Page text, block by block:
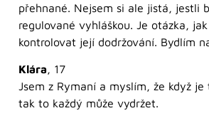
přehnané. Nejsem si ale jistá, jestli
regulované vyhláškou. Je otázka,
kontrolovat její dodržování. Bydlím
Klára, 17
Jsem z Rymaní a myslím, že když je
tak to každý může vydržet.